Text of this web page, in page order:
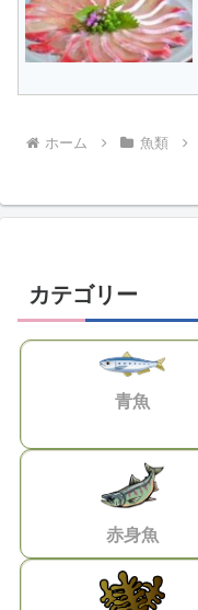
ホーム 魚類
カテゴリー
青魚
赤身魚